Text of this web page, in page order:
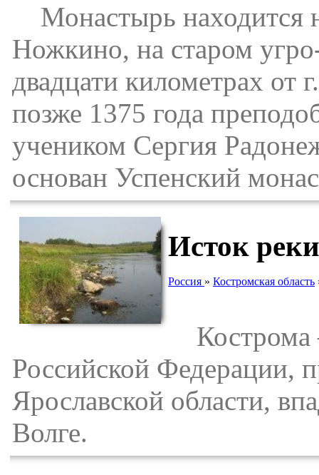
Монастырь находится
Ножкино, на старом
двадцати километрах
позже 1375 года
учеником Сергия
основан Успенский
Исток
Россия »Костромская область
Кострома
Российской Федерации,
Ярославской области,
Волге.